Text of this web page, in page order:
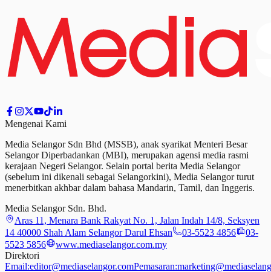
Mengenai Kami
Media Selangor Sdn Bhd (MSSB), anak syarikat Menteri Besar
Selangor Diperbadankan (MBI), merupakan agensi media rasmi
kerajaan Negeri Selangor. Selain portal berita Media Selangor
(sebelum ini dikenali sebagai Selangorkini), Media Selangor turut
menerbitkan akhbar dalam bahasa Mandarin, Tamil, dan Inggeris.
Media Selangor Sdn. Bhd.
Aras 11, Menara Bank Rakyat No. 1, Jalan Indah 14/8, Seksyen
14 40000 Shah Alam Selangor Darul Ehsan
03-5523 4856
03-
5523 5856
www.mediaselangor.com.my
Direktori
Email:editor@mediaselangor.comPemasaran: